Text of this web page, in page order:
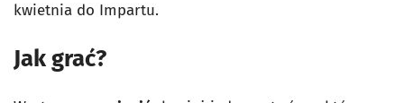
kwietnia do Impartu.
Jak grać?